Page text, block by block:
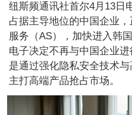
纽斯频通讯社首尔4月13日
占据主导地位的中国企业
服务（AS），加快进入韩
电子决定不再与中国企业
是通过强化隐私安全技术
主打高端产品抢占市场。